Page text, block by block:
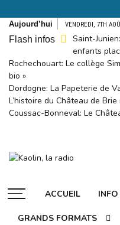
AllerAujourd’hui VENDREDI, 7TH
Flash infos
Saint-
enfants
Rochechouart: Le collège
bio »
Dordogne: La Papeterie de
L’histoire du Château de
Coussac-Bonneval: Le
ACCUEIL INFO
GRANDS FORMATS